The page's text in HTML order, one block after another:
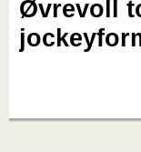
Øvrevoll